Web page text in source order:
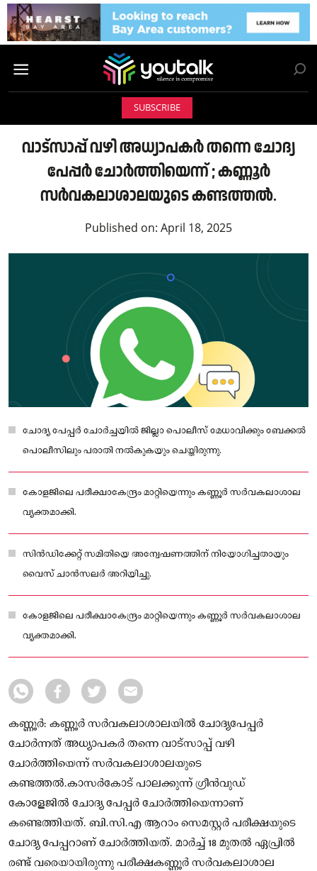
SUBSCRIBE
വാട്സാപ്പ് വഴി അധ്യാപകർ തന്നെ ചോദ്യ
പേപ്പർ ചോർത്തിയെന്ന് ; കണ്ണൂർ
സർവകലാശാലയുടെ കണ്ടത്തൽ.
Published on: April 18, 2025
ചോദ്യ പേപ്പർ ചോർച്ചയിൽ ജില്ലാ പൊലീസ് മേധാവിക്കും ബേക്കൽ
പൊലീസിലും പരാതി നൽകുകയും ചെയ്തിരുന്നു.
കോളജിലെ പരീക്ഷാകേന്ദ്രം മാറ്റിയെന്നും കണ്ണൂർ സർവകലാശാല
വ്യക്തമാക്കി.
സിൻഡിക്കേറ്റ് സമിതിയെ അന്വേഷണത്തിന് നിയോഗിച്ചതായും
വൈസ് ചാൻസലർ അറിയിച്ചു.
കോളജിലെ പരീക്ഷാകേന്ദ്രം മാറ്റിയെന്നും കണ്ണൂർ സർവകലാശാല
വ്യക്തമാക്കി.
കണ്ണൂർ: കണ്ണൂർ സർവകലാശാലയിൽ ചോദ്യപേപ്പർ
ചോർന്നത് അധ്യാപകർ തന്നെ വാട്സാപ്പ് വഴി
ചോർത്തിയെന്ന് സർവകലാശാലയുടെ
കണ്ടത്തൽ.കാസർകോട് പാലക്കുന്ന് ഗ്രീൻവുഡ്
കോളേജിൽ ചോദ്യ പേപ്പർ ചോർത്തിയെന്നാണ്
കണ്ടെത്തിയത്. ബി.സി.എ ആറാം സെമസ്റ്റർ പരീക്ഷയുടെ
ചോദ്യ പേപ്പറാണ് ചോർത്തിയത്. മാർച്ച് 18 മുതൽ ഏപ്രിൽ
രണ്ട് വരെയായിരുന്നു പരീക്ഷകണ്ണൂർ സർവകലാശാല